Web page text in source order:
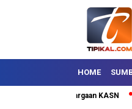
HOME
Penghargaan KASN